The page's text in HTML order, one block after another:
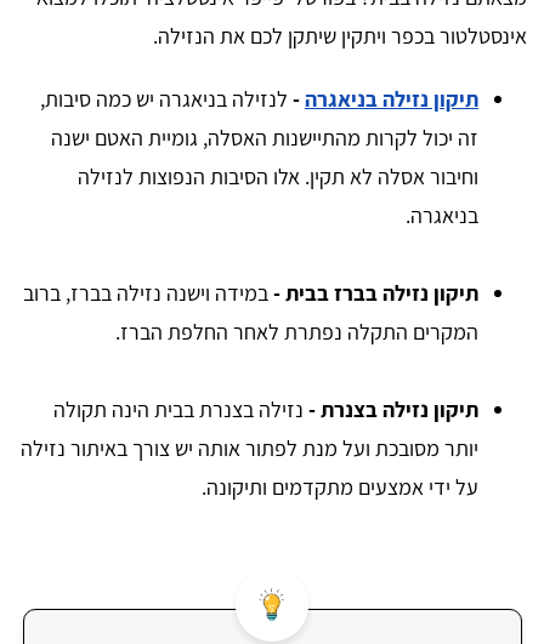
אינסטלטור בכפר ויתקין שיתקן לכם את הנזילה.
תיקון נזילה בניאגרה- לנזילה בניאגרה יש כמה סיבות,
זה יכול לקרות מהתיישנות האסלה, גומיית האטם ישנה
וחיבור אסלה לא תקין. אלו הסיבות הנפוצות לנזילה
בניאגרה.
תיקון נזילה בברז בבית -במידה וישנה נזילה בברז, ברוב
המקרים התקלה נפתרת לאחר החלפת הברז.
תיקון נזילה בצנרת - נזילה בצנרת בבית הינה תקולה
יותר מסובכת ועל מנת לפתור אותה יש צורך באיתור נזילה
על ידי אמצעים מתקדמים ותיקונה.